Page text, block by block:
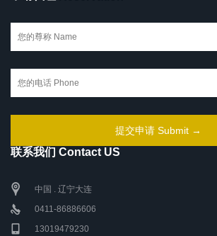
联系我们 Contact US
中国 . 辽宁大连
0411-86886606
13019479230